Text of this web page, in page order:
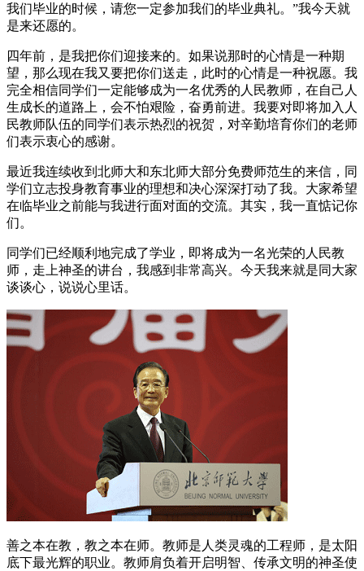
我们毕业的时候，请您一定参加我们的毕业典礼。”我今天就
是来还愿的。
四年前，是我把你们迎接来的。如果说那时的心情是一种期
望，那么现在我又要把你们送走，此时的心情是一种祝愿。我
完全相信同学们一定能够成为一名优秀的人民教师，在自己人
生成长的道路上，会不怕艰险，奋勇前进。我要对即将加入人
民教师队伍的同学们表示热烈的祝贺，对辛勤培育你们的老师
们表示衷心的感谢。
最近我连续收到北师大和东北师大部分免费师范生的来信，同
学们立志投身教育事业的理想和决心深深打动了我。大家希望
在临毕业之前能与我进行面对面的交流。其实，我一直惦记你
们。
同学们已经顺利地完成了学业，即将成为一名光荣的人民教
师，走上神圣的讲台，我感到非常高兴。今天我来就是同大家
谈谈心，说说心里话。
善之本在教，教之本在师。教师是人类灵魂的工程师，是太阳
底下最光辉的职业。教师肩负着开启明智、传承文明的神圣使